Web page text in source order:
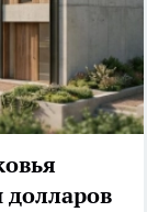
долларов